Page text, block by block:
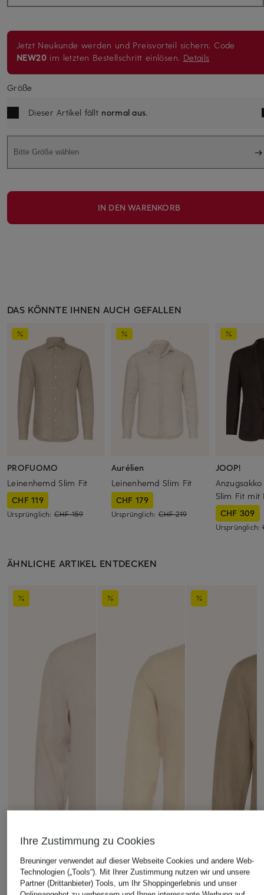
Jetzt Neukunde werden und Preisvorteil sichern. Code
NEW20 im letzten Bestellschritt einlösen. Details
Größe
Dieser Artikel fällt normal aus.
Bitte Größe wählen
IN DEN WARENKORB
DAS KÖNNTE IHNEN AUCH GEFALLEN
PROFUOMO
Leinenhemd Slim Fit
CHF 119
Ursprünglich: CHF 159
Aurélien
Leinenhemd Slim Fit
CHF 179
Ursprünglich:CHF 219
JOOP!
Anzugsakko
Slim Fit mit
CHF 309
Ursprünglich:
ÄHNLICHE ARTIKEL ENTDECKEN
Ihre Zustimmung zu Cookies
Breuninger verwendet auf dieser Webseite Cookies und andere Web-
Technologien („Tools“). Mit Ihrer Zustimmung nutzen wir und unsere
Partner (Drittanbieter) Tools, um Ihr Shoppingerlebnis und unser